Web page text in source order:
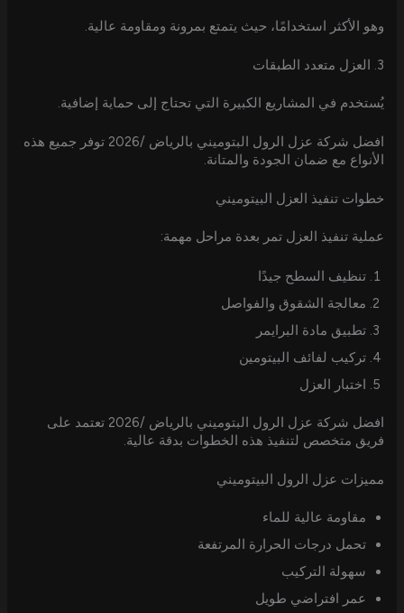
وهو الأكثر استخدامًا، حيث يتمتع بمرونة ومقاومة عالية.
3. العزل متعدد الطبقات
يُستخدم في المشاريع الكبيرة التي تحتاج إلى حماية إضافية.
افضل شركة عزل الرول البتوميني بالرياض /2026 توفر جميع هذه
الأنواع مع ضمان الجودة والمتانة.
خطوات تنفيذ العزل البيتوميني
عملية تنفيذ العزل تمر بعدة مراحل مهمة:
تنظيف السطح جيدًا
معالجة الشقوق والفواصل
تطبيق مادة البرايمر
تركيب لفائف البيتومين
اختبار العزل
افضل شركة عزل الرول البتوميني بالرياض /2026 تعتمد على
فريق متخصص لتنفيذ هذه الخطوات بدقة عالية.
مميزات عزل الرول البيتوميني
مقاومة عالية للماء
تحمل درجات الحرارة المرتفعة
سهولة التركيب
عمر افتراضي طويل